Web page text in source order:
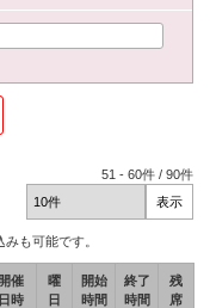
51 -60件 /90件
も可能です。
開催
日時
曜
日
開始
時間
終了
時間
残
席